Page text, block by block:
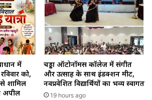
में
को,
शामिल
अपील
चड्डा ऑटोनॉमस कॉलेज में संगीत
और उत्साह के साथ इंडक्शन मीट,
नवप्रवेशित विद्यार्थियों का भव्य स्वागत
19 hours ago